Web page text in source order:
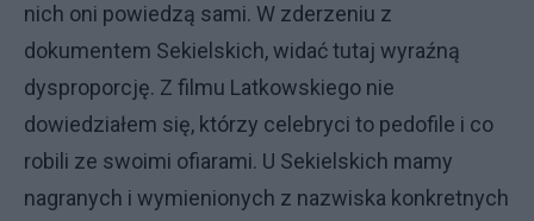
nich oni powiedzą sami. W zderzeniu z
dokumentem Sekielskich, widać tutaj wyraźną
dysproporcję. Z filmu Latkowskiego nie
dowiedziałem się, którzy celebryci to pedofile i co
robili ze swoimi ofiarami. U Sekielskich mamy
nagranych i wymienionych z nazwiska konkretnych